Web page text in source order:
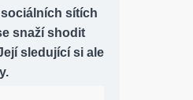
sociálních sítích
snaží shodit
sledující si ale